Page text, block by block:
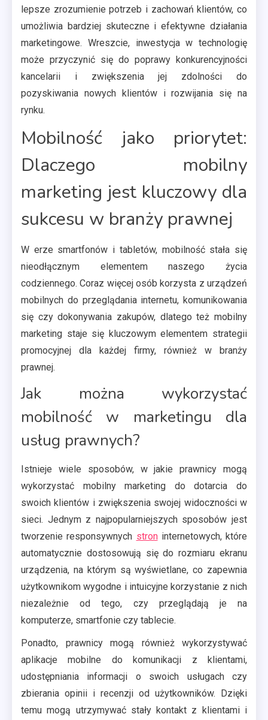
lepsze zrozumienie potrzeb i zachowań klientów, co
umożliwia bardziej skuteczne i efektywne działania
marketingowe. Wreszcie, inwestycja w technologię
może przyczynić się do poprawy konkurencyjności
kancelarii i zwiększenia jej zdolności do
pozyskiwania nowych klientów i rozwijania się na
rynku.
Mobilność jako priorytet:
Dlaczego mobilny
marketing jest kluczowy dla
sukcesu w branży prawnej
W erze smartfonów i tabletów, mobilność stała się
nieodłącznym elementem naszego życia
codziennego. Coraz więcej osób korzysta z urządzeń
mobilnych do przeglądania internetu, komunikowania
się czy dokonywania zakupów, dlatego też mobilny
marketing staje się kluczowym elementem strategii
promocyjnej dla każdej firmy, również w branży
prawnej.
Jak można wykorzystać
mobilność w marketingu dla
usług prawnych?
Istnieje wiele sposobów, w jakie prawnicy mogą
wykorzystać mobilny marketing do dotarcia do
swoich klientów i zwiększenia swojej widoczności w
sieci. Jednym z najpopularniejszych sposobów jest
tworzenie responsywnych stroninternetowych, które
automatycznie dostosowują się do rozmiaru ekranu
urządzenia, na którym są wyświetlane, co zapewnia
użytkownikom wygodne i intuicyjne korzystanie z nich
niezależnie od tego, czy przeglądają je na
komputerze, smartfonie czy tablecie.
Ponadto, prawnicy mogą również wykorzystywać
aplikacje mobilne do komunikacji z klientami,
udostępniania informacji o swoich usługach czy
zbierania opinii i recenzji od użytkowników. Dzięki
temu mogą utrzymywać stały kontakt z klientami i